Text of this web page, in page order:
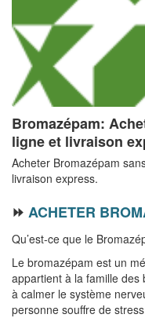
Bromazépam:
ligne et livraison
Acheter Bromazépam
livraison express.
⏩ ACHETER
Qu’est-ce que le
Le bromazépam est un
appartient à la famille des
à calmer le système
personne souffre de